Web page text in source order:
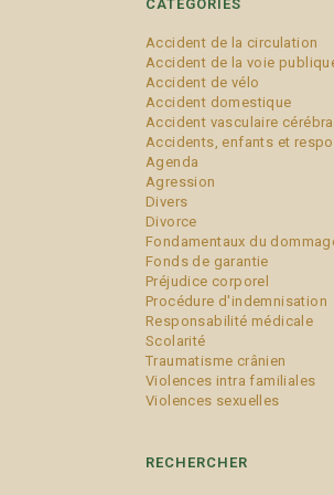
CATÉGORIES
Accident de la circulation
Accident de la voie
Accident de vélo
Accident domestique
Accident vasculaire
Accidents, enfants et
Agenda
Agression
Divers
Divorce
Fondamentaux du
Fonds de garantie
Préjudice corporel
Procédure d'indemnisation
Responsabilité médicale
Scolarité
Traumatisme crânien
Violences intra familiales
Violences sexuelles
RECHERCHER